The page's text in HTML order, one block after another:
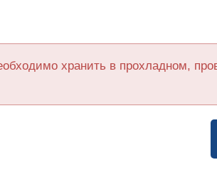
хранить в прохладном,